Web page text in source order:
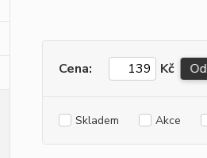
Cena: Kč Od
Skladem Akce